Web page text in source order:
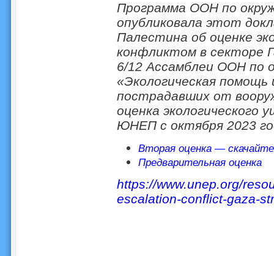
Программа ООН по
опубликовала этот
Палестина об оценке
конфликтом в секторе
6/12 Ассамблеи ООН по
«Экологическая помощь
пострадавших от
оценка экологического
ЮНЕП с октября 2023
Вторая оценка —
Предварительная оценка
https://www.unep.org/
escalation-conflict-gaza-